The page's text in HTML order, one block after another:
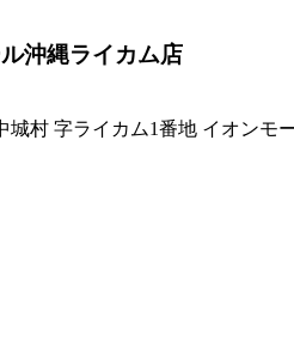
沖縄ライカム店
城村 字ライカム1番地 イオンモ